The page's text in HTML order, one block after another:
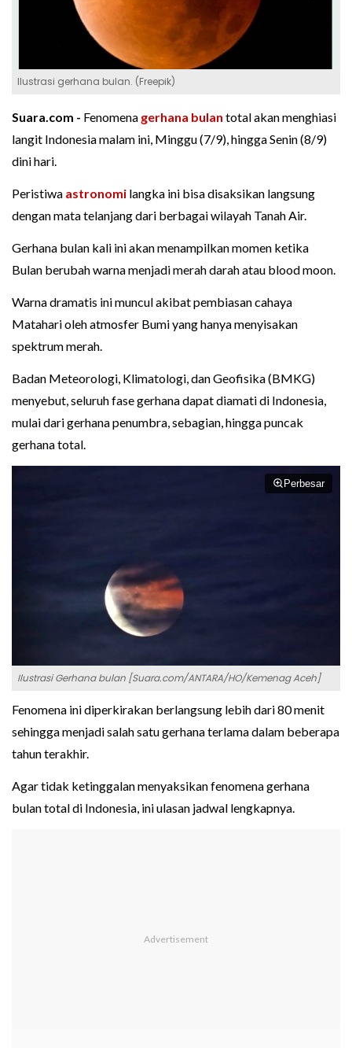
Ilustrasi gerhana bulan. (Freepik)
Suara.com - Fenomena gerhana bulan total akan menghiasi
langit Indonesia malam ini, Minggu (7/9), hingga Senin (8/9)
dini hari.
Peristiwa astronomi langka ini bisa disaksikan langsung
dengan mata telanjang dari berbagai wilayah Tanah Air.
Gerhana bulan kali ini akan menampilkan momen ketika
Bulan berubah warna menjadi merah darah atau blood moon.
Warna dramatis ini muncul akibat pembiasan cahaya
Matahari oleh atmosfer Bumi yang hanya menyisakan
spektrum merah.
Badan Meteorologi, Klimatologi, dan Geofisika (BMKG)
menyebut, seluruh fase gerhana dapat diamati di Indonesia,
mulai dari gerhana penumbra, sebagian, hingga puncak
gerhana total.
Perbesar
Ilustrasi Gerhana bulan [Suara.com/ANTARA/HO/Kemenag Aceh]
Fenomena ini diperkirakan berlangsung lebih dari 80 menit
sehingga menjadi salah satu gerhana terlama dalam beberapa
tahun terakhir.
Agar tidak ketinggalan menyaksikan fenomena gerhana
bulan total di Indonesia, ini ulasan jadwal lengkapnya.